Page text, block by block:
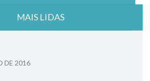
MAIS LIDAS
DE 2016